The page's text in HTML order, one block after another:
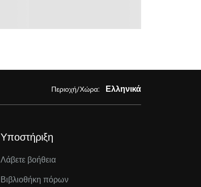
Περιοχή/Χώρα: Ελληνικά
Υποστήριξη
Λάβετε βοήθεια
Βιβλιοθήκη πόρων